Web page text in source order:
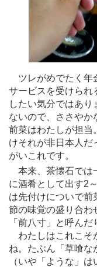
ツレがめでたく年
サービスを受けられ
したい気分ではあ
ないので、ささやか
前菜はわたしが担当
けそれが非日本人だ
がいこれです。
本来、茶懐石では
に酒肴として出す2
は先付けについで前
節の味覚の盛り合わ
「前八寸」と呼んだ
わたしはこれこそ
ね。たぶん「草喰な
（いや「ような」